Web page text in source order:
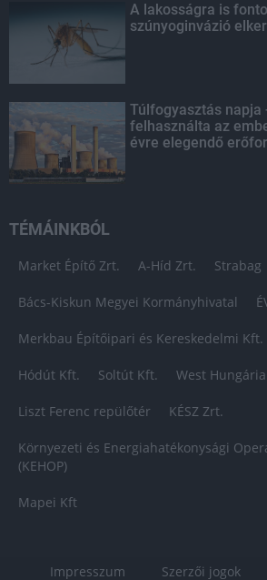
A lakosságra is
szúnyoginvázió
Túlfogyasztás napja
felhasználta az
évre elegendő
TÉMÁINKBÓL
Market Építő Zrt. A-Híd Zrt. Strabag
Bács-Kiskun Megyei Kormányhivatal
Merkbau Építőipari és Kereskedelmi Kft.
Hódút Kft. Soltút Kft. West
Liszt Ferenc repülőtér KÉSZ Zrt.
Környezeti és Energiahatékonysági
(KEHOP)
Mapei Kft
Impresszum Szerzői jogok